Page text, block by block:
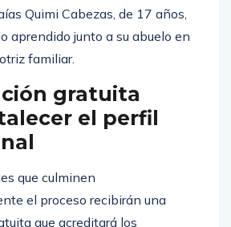
Quimi Cabezas, de 17 años,
aprendido junto a su abuelo en
familiar.
gratuita
el perfil
que culminen
el proceso recibirán una
que acreditará los